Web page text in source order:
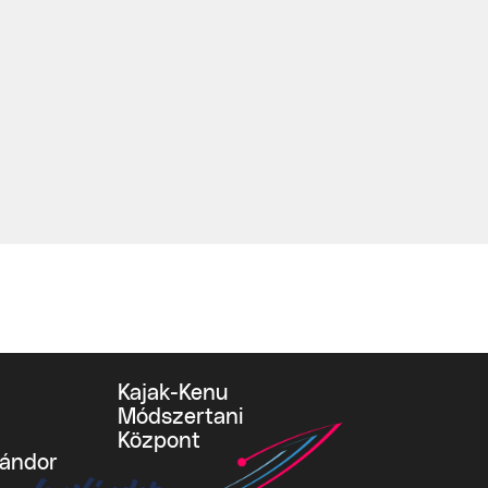
Kajak-Kenu
Módszertani
Központ